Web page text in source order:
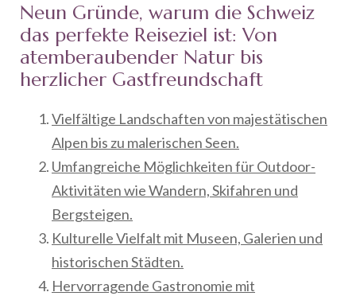
Neun Gründe, warum die Schweiz
das perfekte Reiseziel ist: Von
atemberaubender Natur bis
herzlicher Gastfreundschaft
Vielfältige Landschaften von majestätischen
Alpen bis zu malerischen Seen.
Umfangreiche Möglichkeiten für Outdoor-
Aktivitäten wie Wandern, Skifahren und
Bergsteigen.
Kulturelle Vielfalt mit Museen, Galerien und
historischen Städten.
Hervorragende Gastronomie mit